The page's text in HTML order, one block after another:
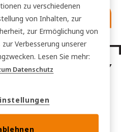
zu verschiedenen
von Inhalten, zur
zur Ermöglichung von
Verbesserung unserer
Lesen Sie mehr:
Datenschutz